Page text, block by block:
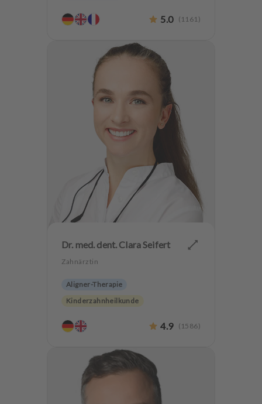
Hochwertiger Zahnersatz
Zahnerhaltung
Angstpatienten
5.0 ( 1161 )
Dr. med. dent. Clara Seifert
Zahnärztin
Aligner-Therapie
Kinderzahnheilkunde
Ästhetische Zahnheilkunde
Hochwertiger Zahnersatz
Implantologie
Zahnerhaltung
Angstpatienten
4.9 ( 1586)